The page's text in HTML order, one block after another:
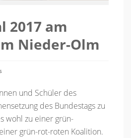
2017 am
Nieder-Olm
und Schüler des
des Bundestags zu
wohl zu einer grün-
grün-rot-roten Koalition.